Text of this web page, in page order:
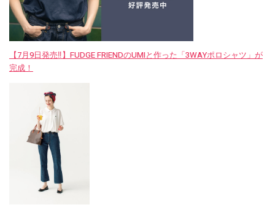
【7月9日発売‼︎】FUDGE FRIENDのUMIと作った「3WAYポロシャツ」が
完成！